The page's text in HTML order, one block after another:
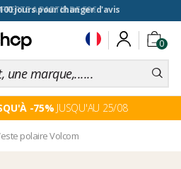
100 jours pour changer d'avis
0
-75% JUSQU'AU 25/08
polaire Volcom